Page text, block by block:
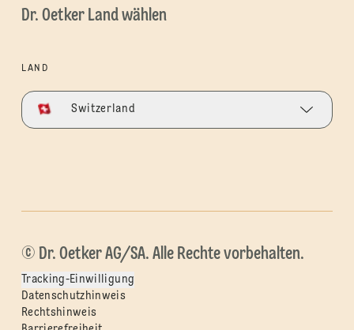
Dr. Oetker Land wählen
LAND
Switzerland
© Dr. Oetker AG/SA. Alle Rechte vorbehalten.
Tracking-Einwilligung
Datenschutzhinweis
Rechtshinweis